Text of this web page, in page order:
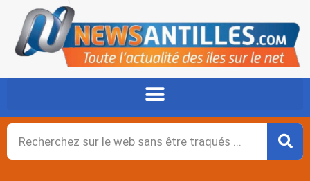
contenu
Rechercher